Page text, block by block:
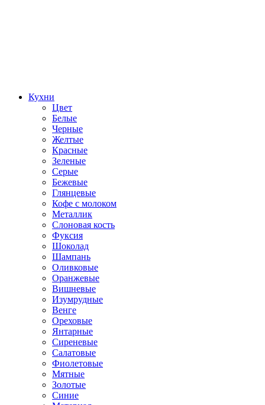
Кухни
Цвет
Белые
Черные
Желтые
Красные
Зеленые
Серые
Бежевые
Глянцевые
Кофе с молоком
Металлик
Слоновая кость
Фуксия
Шоколад
Шампань
Оливковые
Оранжевые
Вишневые
Изумрудные
Венге
Ореховые
Янтарные
Сиреневые
Салатовые
Фиолетовые
Мятные
Золотые
Синие